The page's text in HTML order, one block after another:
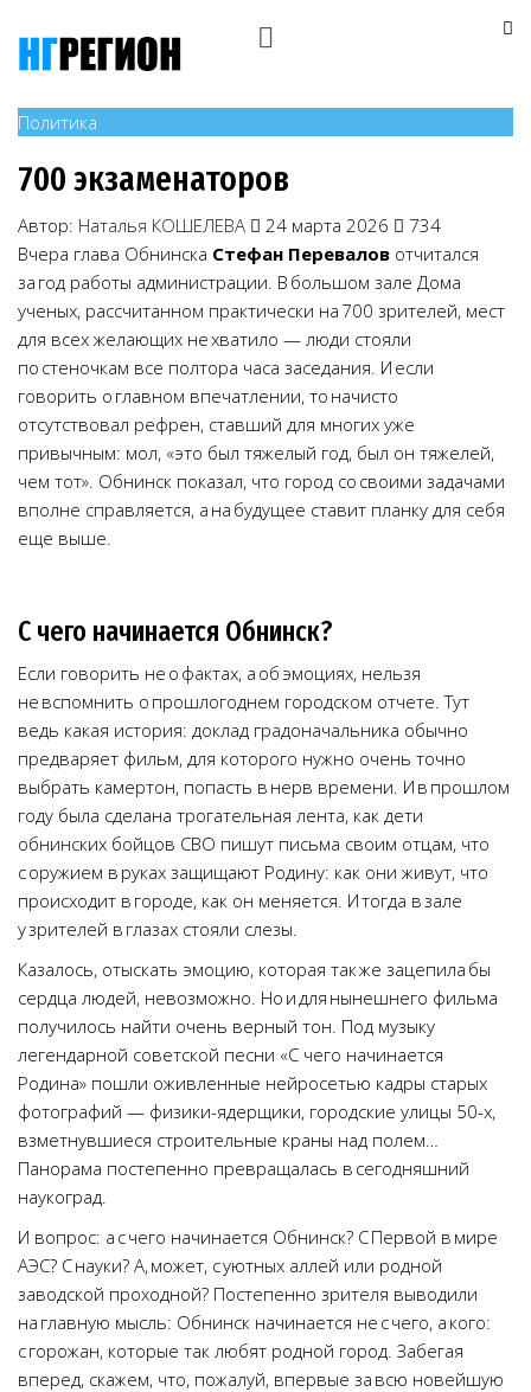
Политика
700 экзаменаторов
Автор: Наталья КОШЕЛЕВА 24 марта 2026
734
Вчера глава Обнинска Стефан Перевалов отчитался
за год работы администрации. В большом зале Дома
ученых, рассчитанном практически на 700 зрителей, мест
для всех желающих не хватило — люди стояли
по стеночкам все полтора часа заседания. И если
говорить о главном впечатлении, то начисто
отсутствовал рефрен, ставший для многих уже
привычным: мол, «это был тяжелый год, был он тяжелей,
чем тот». Обнинск показал, что город со своими задачами
вполне справляется, а на будущее ставит планку для себя
еще выше.
С чего начинается Обнинск?
Если говорить не о фактах, а об эмоциях, нельзя
не вспомнить о прошлогоднем городском отчете. Тут
ведь какая история: доклад градоначальника обычно
предваряет фильм, для которого нужно очень точно
выбрать камертон, попасть в нерв времени. И в прошлом
году была сделана трогательная лента, как дети
обнинских бойцов СВО пишут письма своим отцам, что
с оружием в руках защищают Родину: как они живут, что
происходит в городе, как он меняется. И тогда в зале
у зрителей в глазах стояли слезы.
Казалось, отыскать эмоцию, которая так же зацепила бы
сердца людей, невозможно. Но и для нынешнего фильма
получилось найти очень верный тон. Под музыку
легендарной советской песни «С чего начинается
Родина» пошли оживленные нейросетью кадры старых
фотографий — физики-ядерщики, городские улицы 50-х,
взметнувшиеся строительные краны над полем…
Панорама постепенно превращалась в сегодняшний
наукоград.
И вопрос: а с чего начинается Обнинск? С Первой в мире
АЭС? С науки? А, может, с уютных аллей или родной
заводской проходной? Постепенно зрителя выводили
на главную мысль: Обнинск начинается не с чего, а кого:
с горожан, которые так любят родной город. Забегая
вперед, скажем, что, пожалуй, впервые за всю новейшую